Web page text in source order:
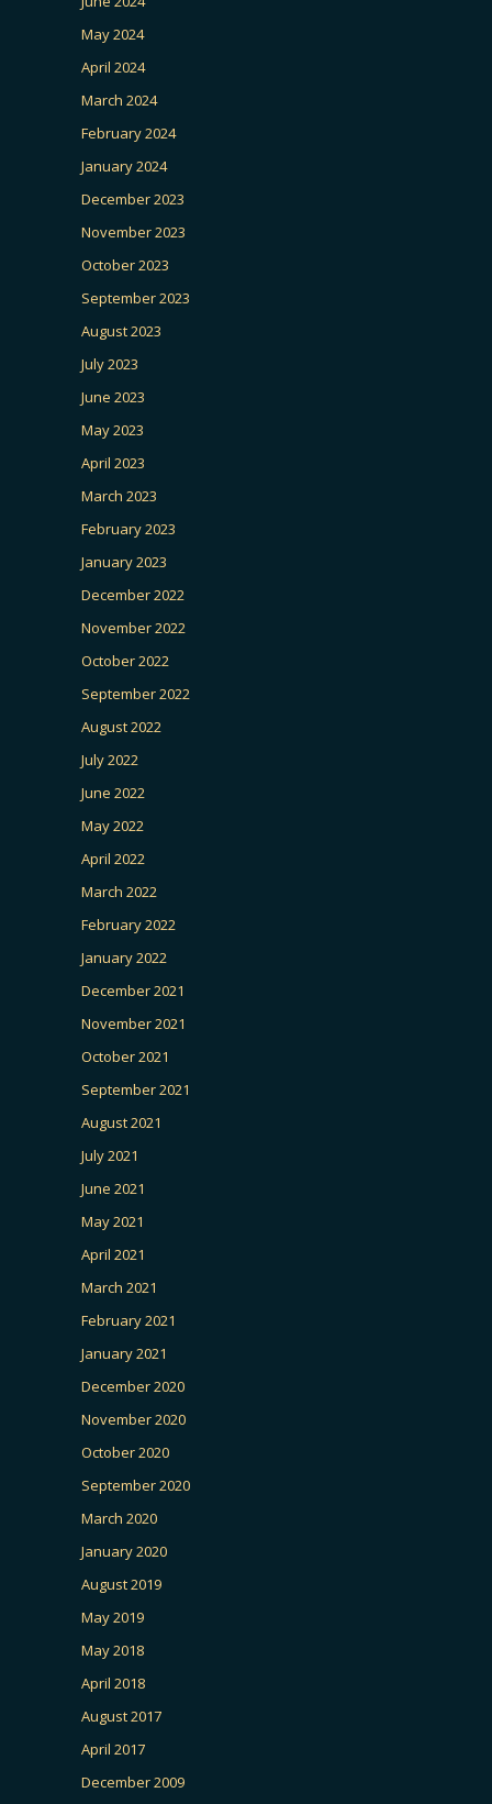
May 2024
April 2024
March 2024
February 2024
January 2024
December 2023
November 2023
October 2023
September 2023
August 2023
July 2023
June 2023
May 2023
April 2023
March 2023
February 2023
January 2023
December 2022
November 2022
October 2022
September 2022
August 2022
July 2022
June 2022
May 2022
April 2022
March 2022
February 2022
January 2022
December 2021
November 2021
October 2021
September 2021
August 2021
July 2021
June 2021
May 2021
April 2021
March 2021
February 2021
January 2021
December 2020
November 2020
October 2020
September 2020
March 2020
January 2020
August 2019
May 2019
May 2018
April 2018
August 2017
April 2017
December 2009